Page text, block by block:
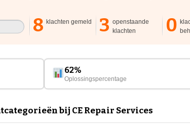
8 klachten gemeld 3 openstaande
klachten
0
62%
Oplossingspercentage
bij CE Repair Services